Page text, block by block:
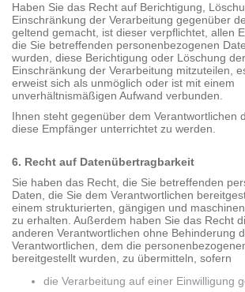
Haben Sie das Recht auf Berichtigung,
Einschränkung der Verarbeitung gegenüber
geltend gemacht, ist dieser verpflichtet, allen
die Sie betreffenden personenbezogenen
wurden, diese Berichtigung oder Löschung
Einschränkung der Verarbeitung mitzuteilen,
erweist sich als unmöglich oder ist mit einem
unverhältnismäßigen Aufwand verbunden.
Ihnen steht gegenüber dem Verantwortlichen
diese Empfänger unterrichtet zu werden.
6. Recht auf Datenübertragbarkeit
Sie haben das Recht, die Sie betreffenden
Daten, die Sie dem Verantwortlichen
einem strukturierten, gängigen und
zu erhalten. Außerdem haben Sie das Recht
anderen Verantwortlichen ohne Behinderung
Verantwortlichen, dem die
bereitgestellt wurden, zu übermitteln, sofern
die Verarbeitung auf einer Einwilligung